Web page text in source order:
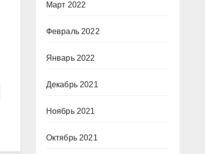
Март 2022
Февраль 2022
Январь 2022
Декабрь 2021
Ноябрь 2021
Октябрь 2021